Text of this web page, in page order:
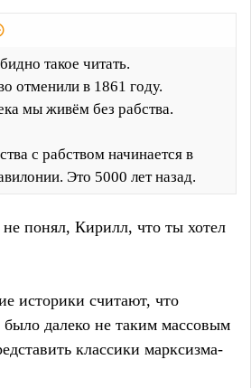
такое читать.
отменили в 1861 году.
мы живём без рабства.
с рабством начинается в
Это 5000 лет назад.
понял, Кирилл, что ты хотел
историки считают, что
было далеко не таким массовым
классики марксизма-